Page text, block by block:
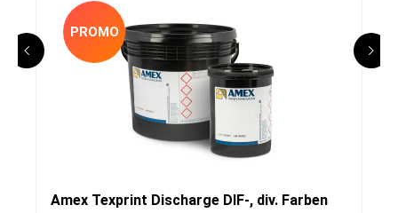
PROMO
Amex Texprint Discharge DIF-, div. Farben